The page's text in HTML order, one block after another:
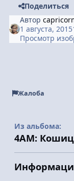
Поделиться
Автор
1 августа, 2015
Просмотр
Жалоба
Из альбома:
4АМ: